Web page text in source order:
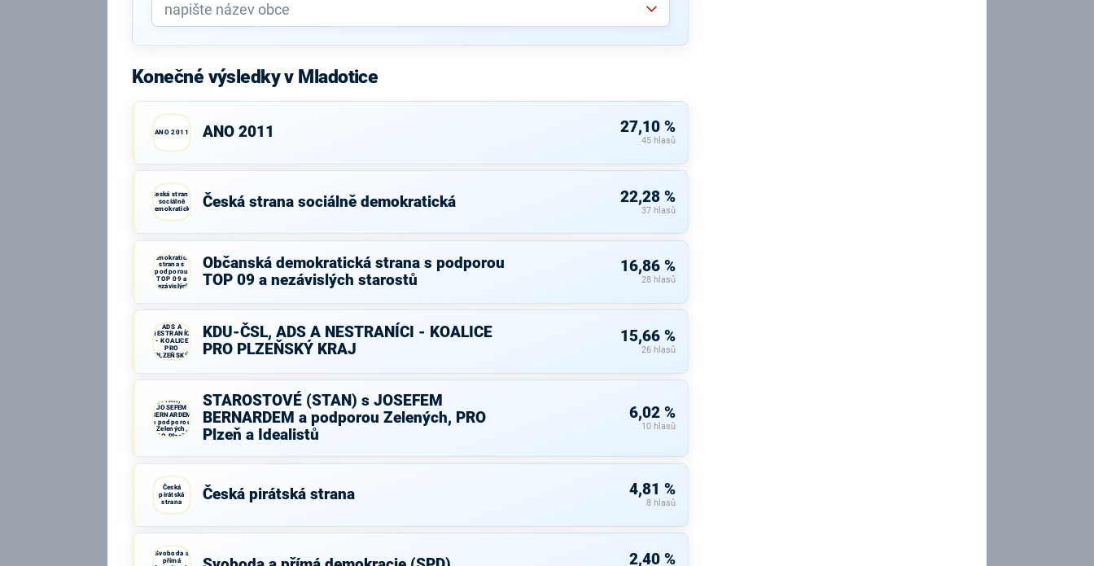
Konečné výsledky v Mladotice
ANO 2011 ANO 2011 27,10 %
45 hlasů
Česká strana
sociálně
demokratická
Česká strana sociálně demokratická 22,28 %
37 hlasů
demokratická
strana s
podporou
TOP 09 a
nezávislých
starostů
Občanská demokratická strana s podporou
TOP 09 a nezávislých starostů
16,86 %
28 hlasů
ADS A
NESTRANÍCI
- KOALICE
PRO
PLZEŇSKÝ
KRAJ
KDU-ČSL, ADS A NESTRANÍCI - KOALICE
PRO PLZEŇSKÝ KRAJ
15,66 %
26 hlasů
(STAN) s
JOSEFEM
BERNARDEM
a podporou
Zelených,
PRO Plzeň a
STAROSTOVÉ (STAN) s JOSEFEM
BERNARDEM a podporou Zelených, PRO
Plzeň a Idealistů
6,02 %
10 hlasů
Česká
pirátská
strana
Česká pirátská strana 4,81 %
8 hlasů
Svoboda a
přímá
2,40 %